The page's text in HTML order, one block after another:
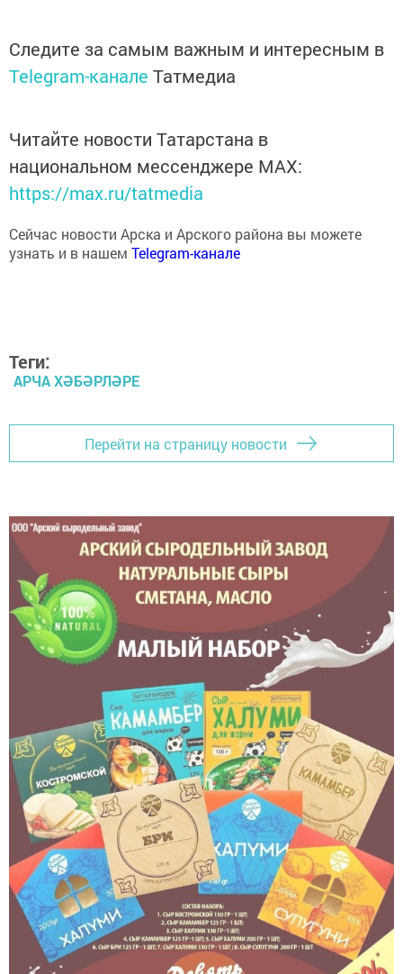
Следите за самым важным и интересным в
Telegram-канале Татмедиа
Читайте новости Татарстана в
национальном мессенджере MАХ:
https://max.ru/tatmedia
Сейчас новости Арска и Арского района вы можете
узнать и в нашем Telegram-канале
Теги:
АРЧА ХӘБӘРЛӘРЕ
Перейти на страницу новости